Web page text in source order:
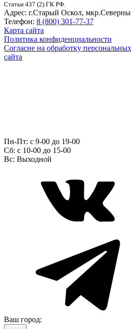
Статьи 437 (2) ГК РФ.
Адрес: г.Старый Оскол,
Телефон: 8 (800) 301-77-37
Карта сайта
Политика конфиденциальности
Согласие на обработку
сайта
Пн-Пт: с 9-00 до 19-00
Сб: c 10-00 до 15-00
Вс: Выходной
Ваш город: